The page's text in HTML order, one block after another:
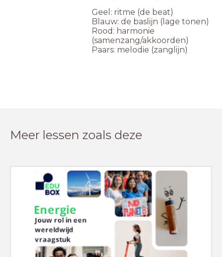
Geel: ritme (de beat)
Blauw: de baslijn (lage tonen)
Rood: harmonie
(samenzang/akkoorden)
Paars: melodie (zanglijn)
Meer lessen zoals deze